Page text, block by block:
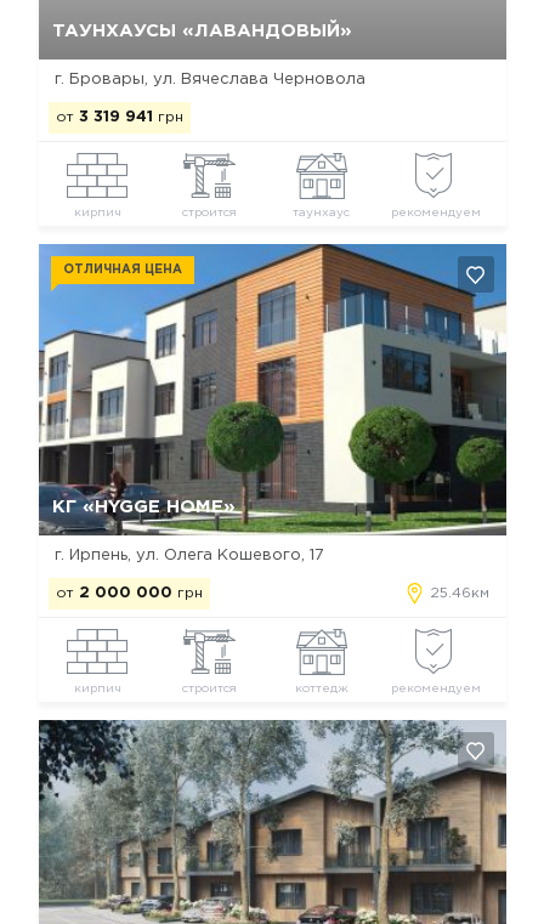
ТАУНХАУСЫ «ЛАВАНДОВЫЙ»
г. Бровары, ул. Вячеслава Черновола
от 3 319 941 грн
кирпич строится таунхаус рекомендуем
КГ «HYGGE HOME»
ОТЛИЧНАЯ ЦЕНА
г. Ирпень, ул. Олега Кошевого, 17
от 2 000 000 грн 25.46км
кирпич строится коттедж рекомендуем
Да, удалить Отмена